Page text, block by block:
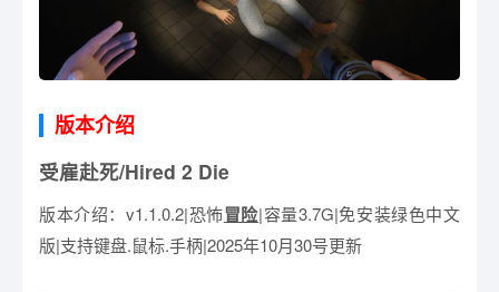
版本介绍
受雇赴死/Hired 2 Die
版本介绍：v1.1.0.2|恐怖冒险|容量3.7G|免安装绿色中文
版|支持键盘.鼠标.手柄|2025年10月30号更新